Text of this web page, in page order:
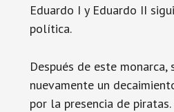
Eduardo I y Eduardo II
política.
Después de este monarca,
nuevamente un
por la presencia de